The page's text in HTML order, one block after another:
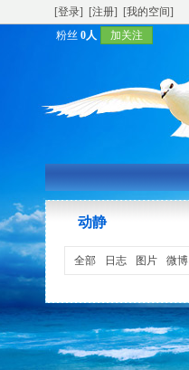
[登录] [注册]
[我的空间]
粉丝 0人 加关注
动静
全部 日志 图片 微博